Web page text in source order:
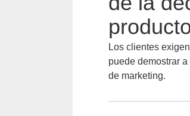
Los clientes
puede demostrar
de marketing.